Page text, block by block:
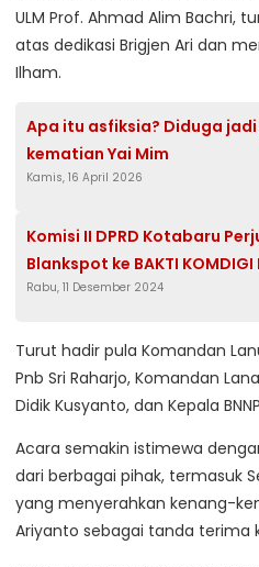
ULM Prof. Ahmad Alim Bachri,
atas dedikasi Brigjen Ari dan
Ilham.
Apa itu asfiksia? Diduga
kematian Yai Mim
Kamis, 16 April 2026
Komisi II DPRD Kotabaru
Blankspot ke BAKTI KOMDIGI
Rabu, 11 Desember 2024
Turut hadir pula Komandan
Pnb Sri Raharjo, Komandan
Didik Kusyanto, dan Kepala
Acara semakin istimewa
dari berbagai pihak, termasuk
yang menyerahkan kenang-
Ariyanto sebagai tanda terima